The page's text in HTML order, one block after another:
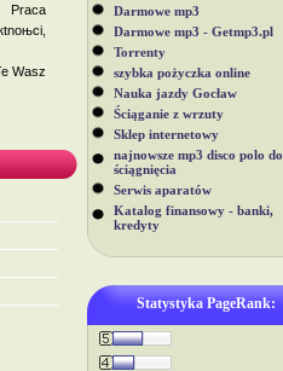
Darmowe mp3
Darmowe mp3 - Getmp3.pl
Torrenty
szybka pożyczka online
Nauka jazdy Gocław
Ściąganie z wrzuty
Sklep internetowy
najnowsze mp3 disco polo do
ściągnięcia
Serwis aparatów
Katalog finansowy - banki,
kredyty
Statystyka PageRank:
Praca
Wasz